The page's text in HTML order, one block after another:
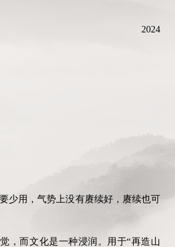
2024
少用，气势上没有赓续好，赓续也可
，而文化是一种浸润。用于“再造山